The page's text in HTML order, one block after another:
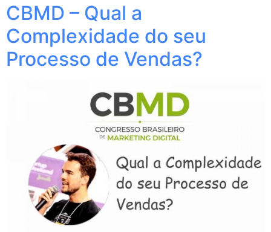
CBMD – Qual a
Complexidade do seu
Processo de Vendas?